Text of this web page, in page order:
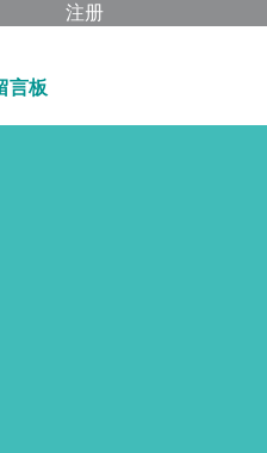
注册
言板